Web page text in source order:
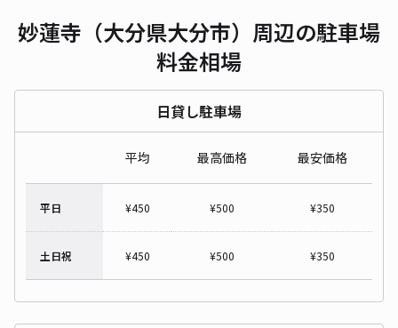
妙蓮寺（大分県大分市）周辺の駐車場
料金相場
日貸し駐車場
平均 最高価格 最安価格
平日 ¥450 ¥500 ¥350
土日祝 ¥450 ¥500 ¥350